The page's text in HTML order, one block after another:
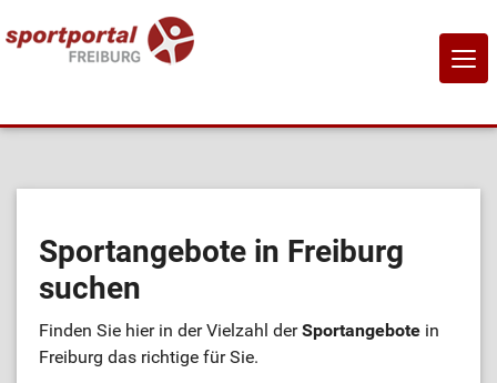
Sportanbietende
Sportstätten
Sportangebote in Freiburg
suchen
Finden Sie hier in der Vielzahl derSportangebote in
Freiburg das richtige für Sie.